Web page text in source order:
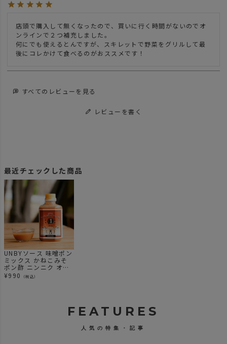
店頭で購入して無くなったので、買いに行く時間がないのでオ
ンラインで２つ補充しました。
何にでも使えるとんですが、スキレットで野菜をグリルして最
後にコレかけて食べるのがおススメです！
すべてのレビューを見る
レビューを書く
最近チェックした商品
UNBYソース 味噌ポン
ミックス かねこみそ
ポン酢 ニンニク オリ
ジナルソース アンバ
¥990 （税込）
FEATURES
人気の特集・記事